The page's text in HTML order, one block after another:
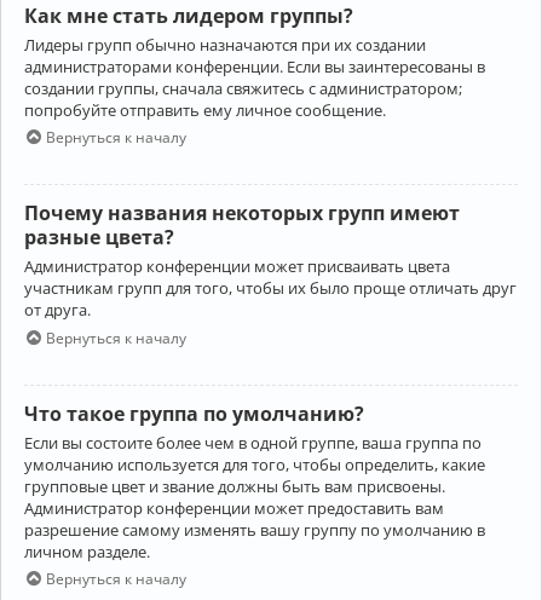
Как мне стать лидером группы?
Лидеры групп обычно назначаются при их создании
администраторами конференции. Если вы заинтересованы в
создании группы, сначала свяжитесь с администратором;
попробуйте отправить ему личное сообщение.
Вернуться к началу
Почему названия некоторых групп имеют
разные цвета?
Администратор конференции может присваивать цвета
участникам групп для того, чтобы их было проще отличать друг
от друга.
Вернуться к началу
Что такое группа по умолчанию?
Если вы состоите более чем в одной группе, ваша группа по
умолчанию используется для того, чтобы определить, какие
групповые цвет и звание должны быть вам присвоены.
Администратор конференции может предоставить вам
разрешение самому изменять вашу группу по умолчанию в
личном разделе.
Вернуться к началу